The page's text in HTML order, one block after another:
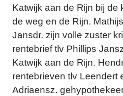
Katwijk aan de Rijn bij de
de weg en de Rijn.
Jansdr. zijn volle zuster
rentebrief tlv Phillips
Katwijk aan de Rijn.
rentebrieven tlv Leendert
Adriaensz.